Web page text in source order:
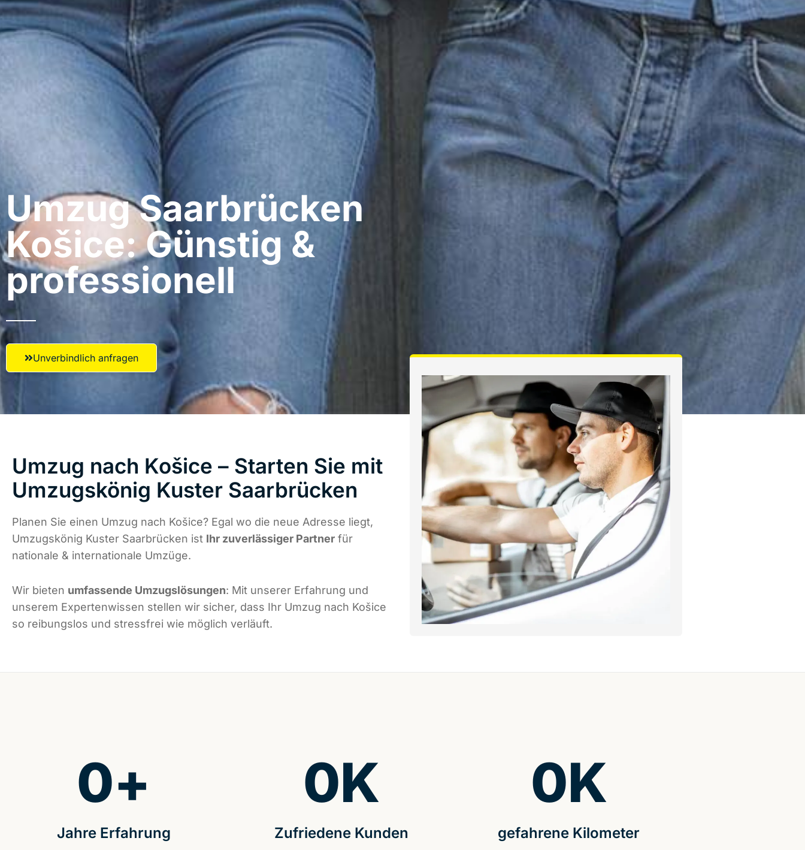
Umzug Saarbrücken​
Košice: Günstig &
professionell​
Unverbindlich anfragen
Umzug nach Košice – Starten Sie mit
Umzugskönig Kuster Saarbrücken
Planen Sie einen Umzug nach Košice? Egal wo die neue Adresse liegt,
Umzugskönig Kuster Saarbrücken ist Ihr zuverlässiger Partner für
nationale & internationale Umzüge.
Wir bieten umfassende Umzugslösungen: Mit unserer Erfahrung und
unserem Expertenwissen stellen wir sicher, dass Ihr Umzug nach Košice
so reibungslos und stressfrei wie möglich verläuft.
Jahre Erfahrung
0+
Zufriedene Kunden
0K
gefahrene Kilometer
0K